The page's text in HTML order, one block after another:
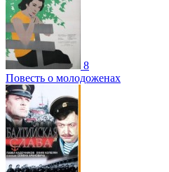
8
Повесть о молодоженах